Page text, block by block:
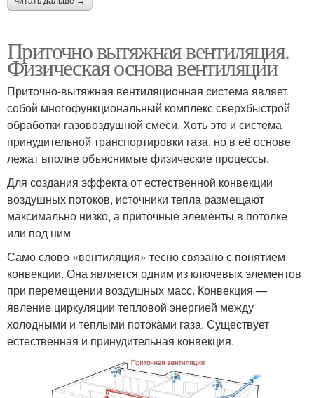
Приточно вытяжная вентиляция.
Физическая основа вентиляции
Приточно-вытяжная вентиляционная система являет
собой многофункциональный комплекс сверхбыстрой
обработки газовоздушной смеси. Хоть это и система
принудительной транспортировки газа, но в её основе
лежат вполне объяснимые физические процессы.
Для создания эффекта от естественной конвекции
воздушных потоков, источники тепла размещают
максимально низко, а приточные элементы в потолке
или под ним
Само слово «вентиляция» тесно связано с понятием
конвекции. Она является одним из ключевых элементов
при перемещении воздушных масс. Конвекция —
явление циркуляции тепловой энергией между
холодными и теплыми потоками газа. Существует
естественная и принудительная конвекция.